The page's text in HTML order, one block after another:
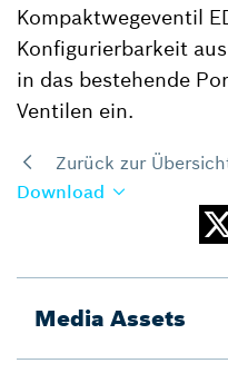
Kompaktwegeventil
Konfigurierbarkeit
in das bestehende
Ventilen ein.
Zurück zur
Download
Media Assets